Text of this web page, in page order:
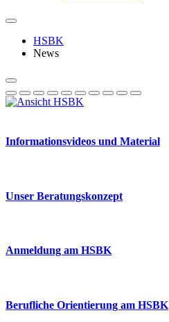
HSBK
News
Informationsvideos und Material
Unser Beratungskonzept
Anmeldung am HSBK
Berufliche Orientierung am HSBK